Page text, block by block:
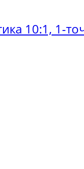
10:1, 1-